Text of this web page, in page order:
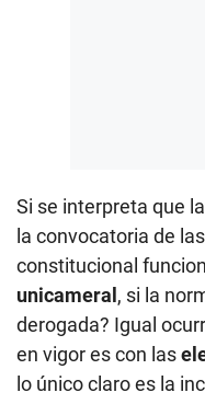
Si se interpreta que la
la convocatoria de las
constitucional
unicameral, si la
derogada? Igual
en vigor es con las
lo único claro es la